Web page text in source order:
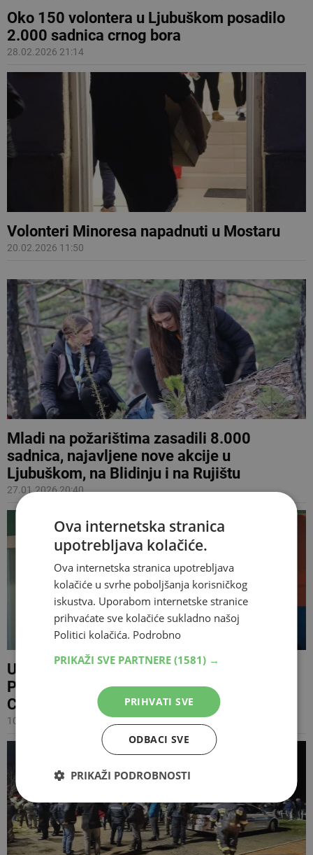
Oko 150 volontera u Ljubuškom posadilo
2.000 sadnica crnog bora
28.02.2026 21:14
Volonteri Minoresa napadnuti u Mostaru
20.02.2026 11:50
Mladi na požarištima zasadili 8.000
sadnica, najavljene nove akcije u
Ljubuškom, na Blidinju i na Rujištu
27.01.2026 20:40
Učlanjenje u Hajduk u Čitluku 11. siječnja:
Prijatelji Hajduka pozivaju navijače u Club
Colosseo
10.01.2026 11:36
Ova internetska stranica
upotrebljava kolačiće.
Ova internetska stranica upotrebljava
kolačiće u svrhe poboljšanja korisničkog
iskustva. Uporabom internetske stranice
prihvaćate sve kolačiće sukladno našoj
Politici kolačića. Podrobno
PRIKAŽI SVE PARTNERE (1581) →
PRIHVATI SVE
ODBACI SVE
PRIKAŽI PODROBNOSTI